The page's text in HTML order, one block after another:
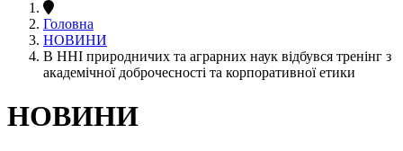
Головна
НОВИНИ
В ННІ природничих та аграрних наук відбувся тренінг з
академічної доброчесності та корпоративної етики
НОВИНИ